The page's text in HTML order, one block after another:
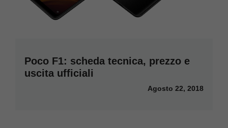
Poco F1: scheda tecnica, prezzo e
uscita ufficiali
Agosto 22, 2018